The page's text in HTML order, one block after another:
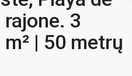
3
| 50 metrų